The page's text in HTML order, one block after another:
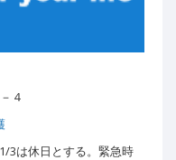
４
3は休日とする。緊急時